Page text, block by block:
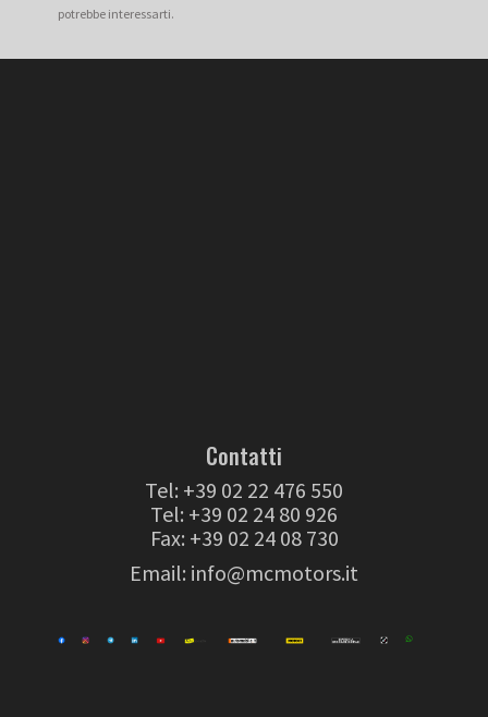
potrebbe interessarti.
Contatti
Tel: +39 02 22 476 550
Tel: +39 02 24 80 926
Fax: +39 02 24 08 730
Email: info@mcmotors.it